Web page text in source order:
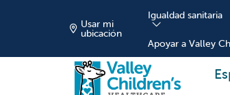
Usar mi
ubicación
Igualdad sanitaria
Apoyar a Valley